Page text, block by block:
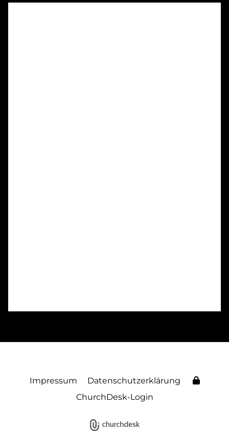
Impressum
Datenschutzerklärung
ChurchDesk-Login